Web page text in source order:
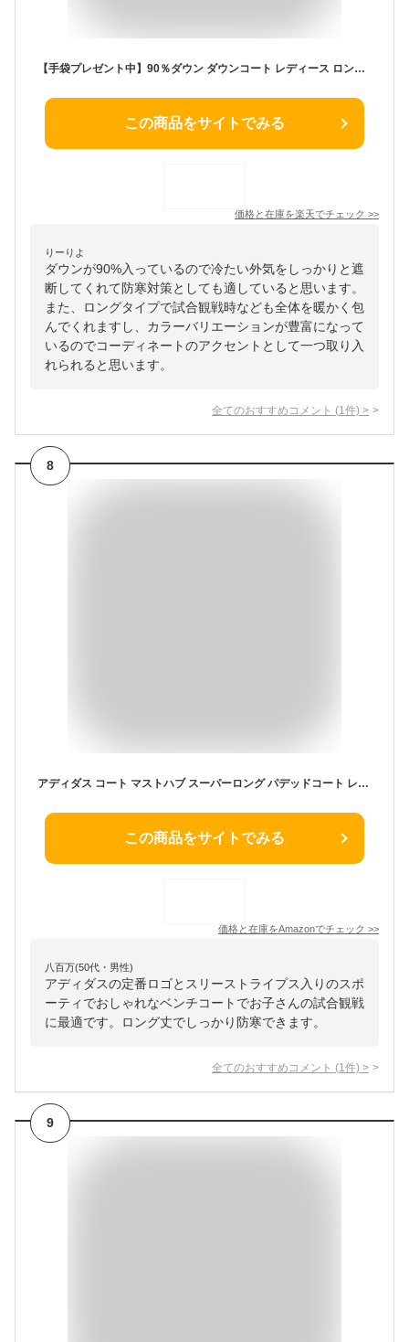
【手袋プレゼント中】90％ダウン ダウンコート レディース ロング きれいめ 人気 フード付き 大きいサイズ ベンチコート Aライン 撥水 ダウンジャケット シンプル 柔らかい ロングコート 暖かい 黒 グレー 上品 防寒 通勤 体型カバー 細見え 20代 30代 40代 50代 s m L LL
この商品をサイトでみる
価格と在庫を楽天でチェック >>
りーりよ
ダウンが90%入っているので冷たい外気をしっかりと遮
断してくれて防寒対策としても適していると思います。
また、ロングタイプで試合観戦時なども全体を暖かく包
んでくれますし、カラーバリエーションが豊富になって
いるのでコーディネートのアクセントとして一つ取り入
れられると思います。
全てのおすすめコメント (1 件) >
8
アディダス コート マストハブ スーパーロング パデッドコート レディース SX613 ブラック/ホワイト (KA0969) S
この商品をサイトでみる
価格と在庫をAmazonでチェック >>
八百万(50代・男性)
アディダスの定番ロゴとスリーストライプス入りのスポ
ーティでおしゃれなベンチコートでお子さんの試合観戦
に最適です。ロング丈でしっかり防寒できます。
全てのおすすめコメント (1 件) >
9